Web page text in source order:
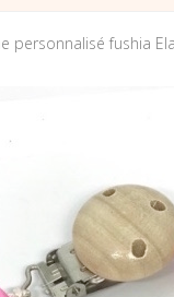
personnalisé fushia